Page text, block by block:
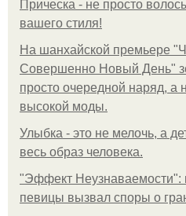
Прическа - не просто
вашего стиля!
На шанхайской премьере
Совершенно Новый День"
просто очередной наряд, а
высокой моды.
Улыбка - это не мелочь, а
весь образ человека.
"Эффект Неузнаваемости":
певицы вызвал споры о